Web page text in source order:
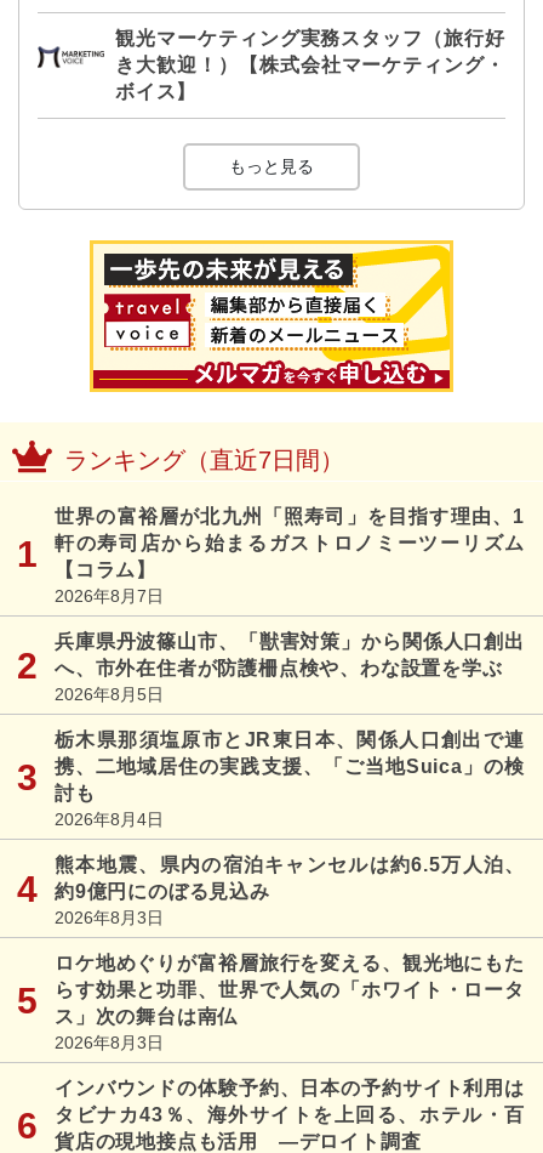
観光マーケティング実務スタッフ（旅行好
き大歓迎！）【株式会社マーケティング・
ボイス】
もっと見る
ランキング（直近7日間）
世界の富裕層が北九州「照寿司」を目指す理由、1
軒の寿司店から始まるガストロノミーツーリズム
【コラム】
2026年8月7日
兵庫県丹波篠山市、「獣害対策」から関係人口創出
へ、市外在住者が防護柵点検や、わな設置を学ぶ
2026年8月5日
栃木県那須塩原市とJR東日本、関係人口創出で連
携、二地域居住の実践支援、「ご当地Suica」の検
討も
2026年8月4日
熊本地震、県内の宿泊キャンセルは約6.5万人泊、
約9億円にのぼる見込み
2026年8月3日
ロケ地めぐりが富裕層旅行を変える、観光地にもた
らす効果と功罪、世界で人気の「ホワイト・ロータ
ス」次の舞台は南仏
2026年8月3日
インバウンドの体験予約、日本の予約サイト利用は
タビナカ43％、海外サイトを上回る、ホテル・百
貨店の現地接点も活用 ―デロイト調査